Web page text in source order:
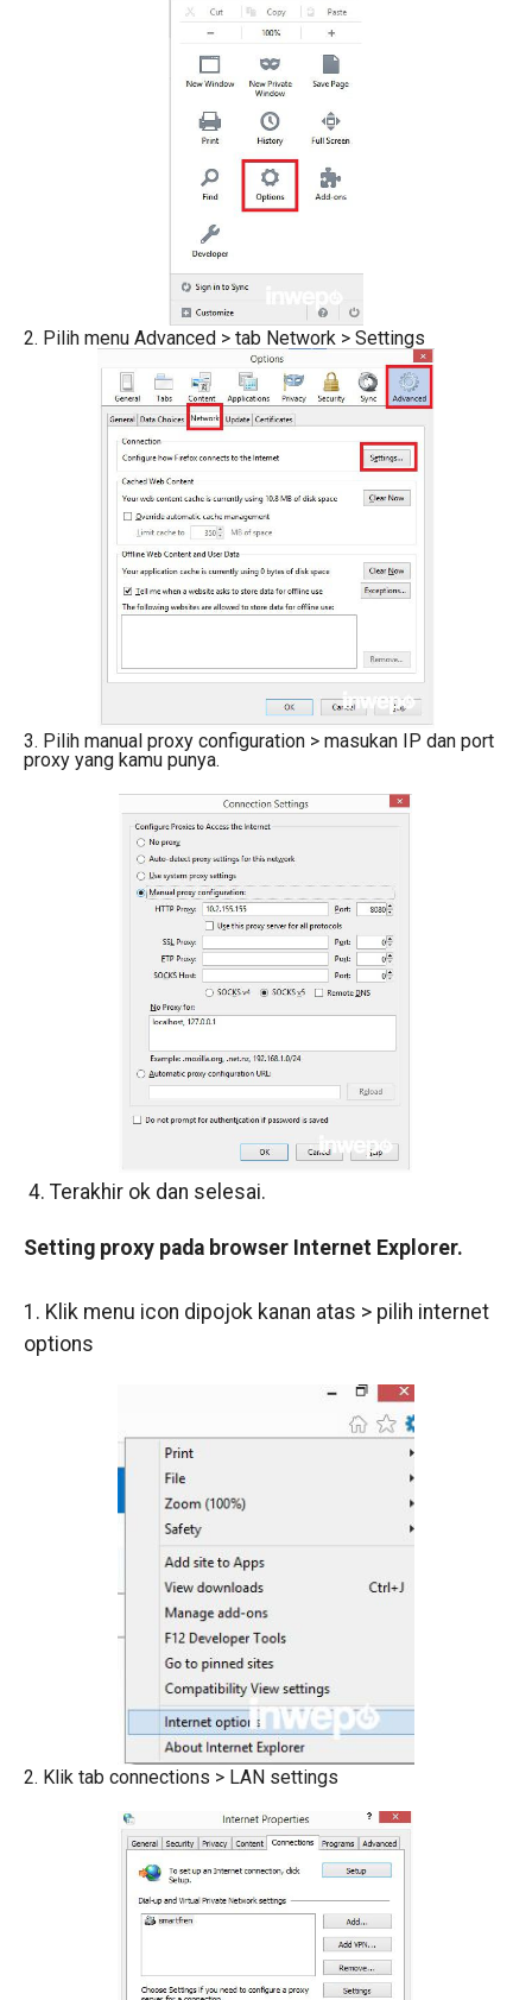
2. Pilih menu Advanced > tab Network > Settings
3. Pilih manual proxy configuration > masukan IP dan port
proxy yang kamu punya.
4. Terakhir ok dan selesai.
Setting proxy pada browser Internet Explorer.
1. Klik menu icon dipojok kanan atas > pilih internet
options
2. Klik tab connections > LAN settings